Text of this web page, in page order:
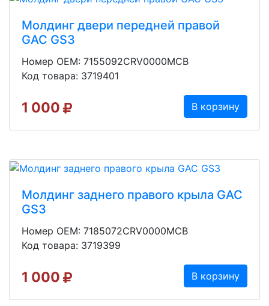
Молдинг двери передней правой
GAC GS3
Номер OEM: 7155092CRV0000MCB
Код товара: 3719401
1 000 В корзину
Молдинг заднего правого крыла GAC
GS3
Номер OEM: 7185072CRV0000MCB
Код товара: 3719399
1 000 В корзину